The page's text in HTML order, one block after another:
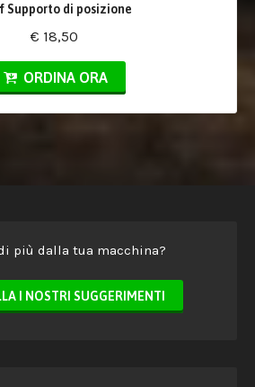
Supporto di posizione
€ 18,50
ORDINA ORA
più dalla tua macchina?
I NOSTRI SUGGERIMENTI